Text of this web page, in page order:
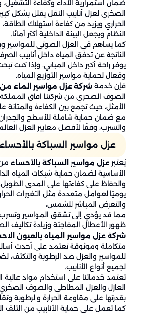
ضمان استمرارية الأداء وكفاءة
الصخري لعزل أنابيب النقل يقلل بشكل
الحراري ويزيد من كفاءة استهلاك الطاقة،
النظام ويجعل البيئة الداخلية أكثر أمانًا.
كما يساهم في العزل الصوتي للمواسير
الناتجة عن تدفق المياه داخل أنابيب
يوفر راحة أكبر داخل المباني. وإذا كنت
وفعال لحماية مواسير التوزيع المياه.
فإن خدمة شركة عزل مواسير الماء من
الصوف الصخري من شركتنا افاق المملكة
الأمثل، حيث تجمع بين الكفاءة والمتانة
مع ضمان حماية شاملة للأسطح والجدران
والتسرب، وفقًا لأفضل معايير العزل
عزل مواسير السباكة بالأحساء
يُعتبر عزل مواسير السباكة بالأحساء
الأساسية لضمان حماية شبكات المياه
والحفاظ على كفاءتها على المدى
يوميًا لعوامل متعددة مثل التغيرات
والتعرض المباشر للشمس،
مما قد يؤدي إلى تشقق المواسير وتسرب
ظهور الأعطال المفاجئة وزيادة تكاليف
شركة عزل مواسير المياه بالعيون
متكاملة وموثوقة تعتمد على أحدث
للمواسير والعزل ضد الرطوبة والتكثف،
لجميع أنواع الأنابيب.
تعتمد خدماتنا على استخدام مواد عالية
العازل والعزل المطاطي والصوف الصخري،
بقدرتها على مقاومة الحرارة والرطوبة
كما تعمل على حماية الأنابيب من التلف